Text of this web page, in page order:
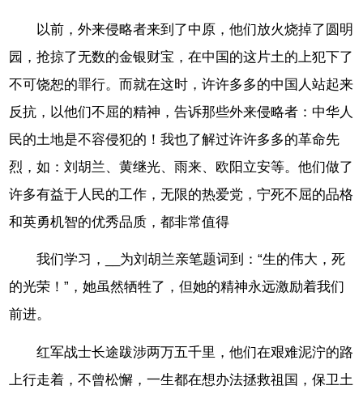
以前，外来侵略者来到了中原，他们放火烧掉了圆明
园，抢掠了无数的金银财宝，在中国的这片土的上犯下了
不可饶恕的罪行。而就在这时，许许多多的中国人站起来
反抗，以他们不屈的精神，告诉那些外来侵略者：中华人
民的土地是不容侵犯的！我也了解过许许多多的革命先
烈，如：刘胡兰、黄继光、雨来、欧阳立安等。他们做了
许多有益于人民的工作，无限的热爱党，宁死不屈的品格
和英勇机智的优秀品质，都非常值得
我们学习，__为刘胡兰亲笔题词到：“生的伟大，死
的光荣！”，她虽然牺牲了，但她的精神永远激励着我们
前进。
红军战士长途跋涉两万五千里，他们在艰难泥泞的路
上行走着，不曾松懈，一生都在想办法拯救祖国，保卫土